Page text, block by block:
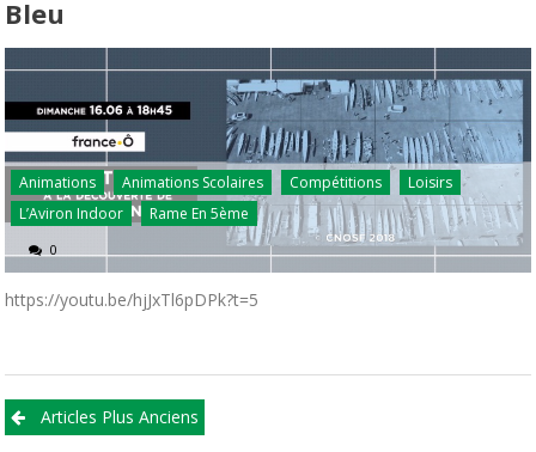
Bleu
Animations Animations Scolaires Compétitions
Loisirs
L’Aviron Indoor
Rame En 5ème
0
https://youtu.be/hjJxTl6pDPk?t=5
Articles Plus Anciens